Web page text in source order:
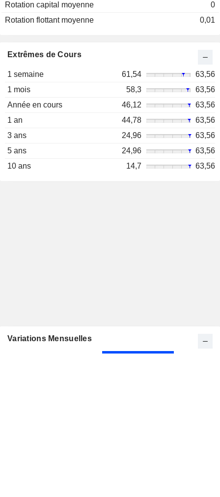
Rotation capital moyenne
0
Rotation flottant moyenne
0,01
Extrêmes de Cours
1 semaine 61,54
63,56
1 mois
58,3
63,56
Année en cours
46,12
63,56
1 an
44,78
63,56
3 ans
24,96
63,56
5 ans
24,96
63,56
10 ans
14,7 63,56
Variations Mensuelles